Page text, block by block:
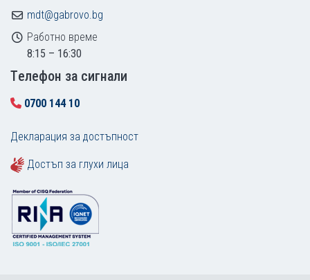
mdt@gabrovo.bg
Работно време
8:15 – 16:30
Tелефон за сигнали
0700 144 10
Декларация за достъпност
Достъп за глухи лица